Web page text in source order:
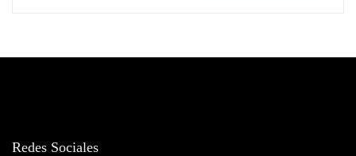
Redes Sociales